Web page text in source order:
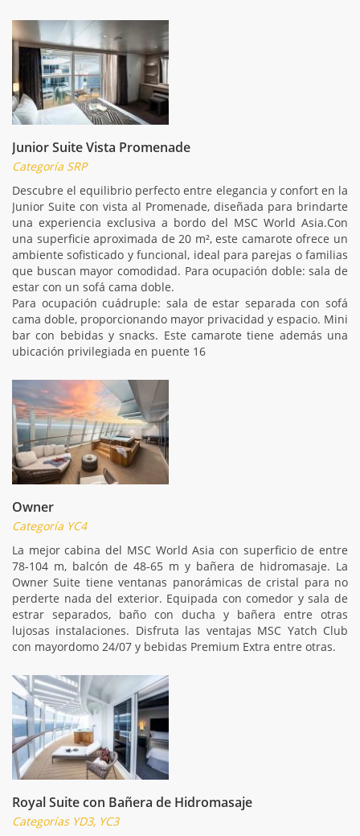
Junior Suite Vista Promenade
Categoría SRP
Descubre el equilibrio perfecto entre elegancia y confort en la
Junior Suite con vista al Promenade, diseñada para brindarte
una experiencia exclusiva a bordo del MSC World Asia.Con
una superficie aproximada de 20 m², este camarote ofrece un
ambiente sofisticado y funcional, ideal para parejas o familias
que buscan mayor comodidad. Para ocupación doble: sala de
estar con un sofá cama doble.
Para ocupación cuádruple: sala de estar separada con sofá
cama doble, proporcionando mayor privacidad y espacio. Mini
bar con bebidas y snacks. Este camarote tiene además una
ubicación privilegiada en puente 16
Owner
Categoría YC4
La mejor cabina del MSC World Asia con superficio de entre
78-104 m, balcón de 48-65 m y bañera de hidromasaje. La
Owner Suite tiene ventanas panorámicas de cristal para no
perderte nada del exterior. Equipada con comedor y sala de
estrar separados, baño con ducha y bañera entre otras
lujosas instalaciones. Disfruta las ventajas MSC Yatch Club
con mayordomo 24/07 y bebidas Premium Extra entre otras.
Royal Suite con Bañera de Hidromasaje
Categorías YD3, YC3